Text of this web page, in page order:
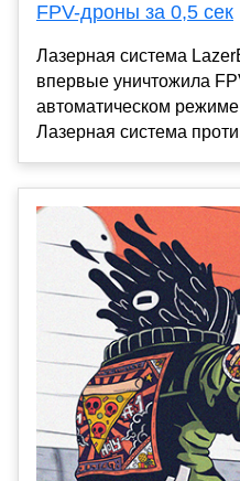
FPV-дроны за 0,5 сек
Лазерная система
впервые уничтожила
автоматическом
Лазерная система